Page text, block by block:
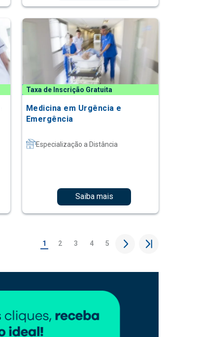
Taxa de Inscrição Gratuita
Medicina em Urgência e
Emergência
Especialização a Distância
Saiba mais
1 2 3 4 5